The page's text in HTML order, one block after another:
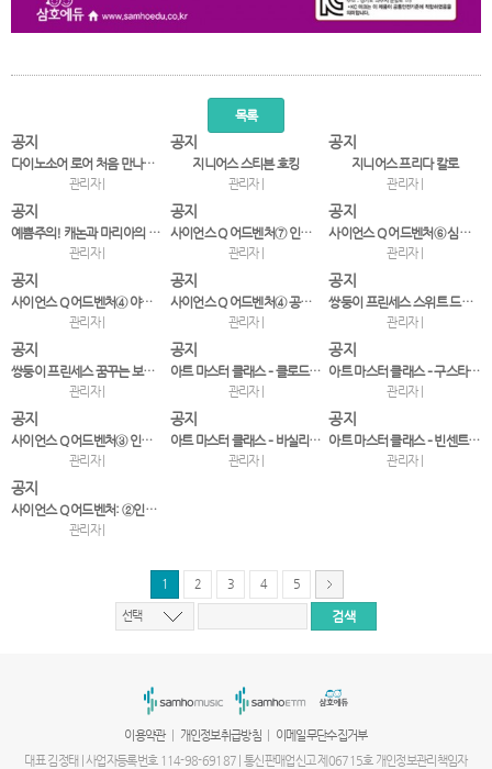
목록
공지
다이노소어 로어 처음 만나는 크아앙! 공룡 스티커북
관리자 |
공지
지니어스 스티븐 호킹
관리자 |
공지
지니어스 프리다 칼로
관리자 |
공지
예쁨주의! 캐논과 마리아의 12개월 코디 스티커북
관리자 |
공지
사이언스 Q 어드벤처⑦ 인체미로 대탈출!-바이러스의 침…
관리자 |
공지
사이언스 Q 어드벤처⑥ 심해세계 대탈출!
관리자 |
공지
사이언스 Q 어드벤처④ 야생동물월드 대탈출!
관리자 |
공지
사이언스 Q 어드벤처④ 공룡월드 대탈출!
관리자 |
공지
쌍둥이 프린세스 스위트 드레스 스티커북
관리자 |
공지
쌍둥이 프린세스 꿈꾸는 보석드레스(마법의 드레스 하우스…
관리자 |
공지
아트 마스터 클래스 – 클로드 모네
관리자 |
공지
아트 마스터 클래스 – 구스타프 클림트
관리자 |
공지
사이언스 Q 어드벤처③ 인체미로 대탈출!-혈액의 순환
관리자 |
공지
아트 마스터 클래스 – 바실리 칸딘스키
관리자 |
공지
아트 마스터 클래스 – 빈센트 반 고흐
관리자 |
공지
사이언스 Q 어드벤처: ②인체미로 대탈출!-음식물의 행…
관리자 |
1 2 3 4 5
선택
이용약관 개인정보취급방침
이메일무단수집거부
대표 김정태 | 사업자등록번호 114-98-69187 | 통신판매업신고 제06715호 개인정보관리책임자